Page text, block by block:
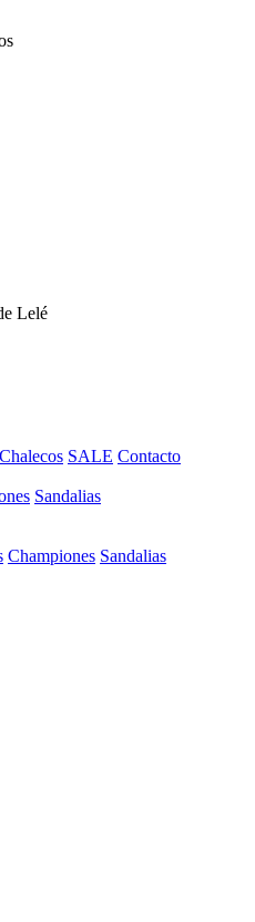
Chalecos SALE Contacto
Sandalias
Championes Sandalias